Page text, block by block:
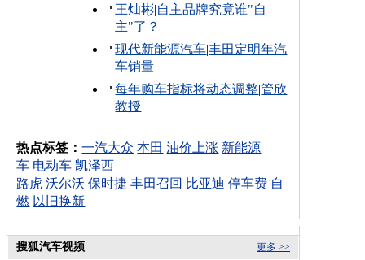
王灿彬|自主品牌究竟谁"自
主"了？
现代新能源汽车|丰田定明年汽
车销量
每年购车指标将动态调整|管欣
教授
热点标签：一汽大众 本田 油价上涨 新能源
车 电动车 凯泽西
路虎 沃尔沃 保时捷 丰田召回 比亚迪 停车费 自
燃 以旧换新
更多 >>
搜狐汽车视频